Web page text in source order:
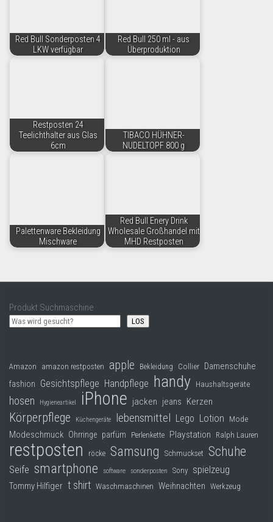
Red Bull Sonderposten 4
LKW verfügbar
Red Bull 250 ml - aus
Überproduktion
Restposten 24
Teelichthalter aus Glas
6cm
TIBACO HÜHNER-
NUDELTOPF 800 g
Palettenware Bekleidung
Mischware
Red Bull Enery Drink
Wholesale Großhandel mit
MHD Restposten
Produkt Suchmaschine
LOS
Amazon amazon restposten apple Bekleidung Collier Damenschuhe
fashion Gesichtspflege Handpflege handy Haushaltsgeräte
hosen Hygieneartikel iPhone jacken jeans Kerzen
Körperpflege Küchengeräte lebensmittel Lego Lotion Mode
Modeschmuck Ohrringe parfüm Perlenkette Playstation Ralph Lauren
restposten röcke Samsung Schmuckset Schuhe
Seife smartphone software sonderposten Sony spielzeug
Tommy Hilfiger t shirt Waschmaschinen Weihnachten Werkzeug